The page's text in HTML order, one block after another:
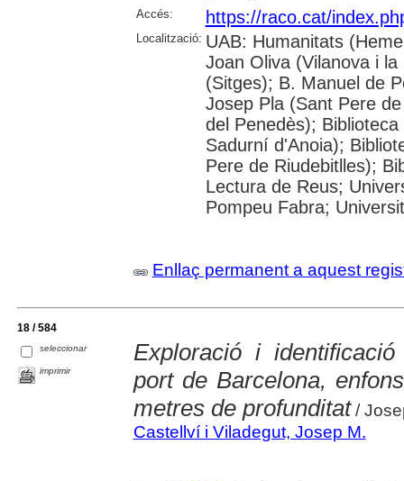
Accés: https://raco.cat/
Localització: UAB: Humanitats
Joan Oliva (Vilanova i
(Sitges); B. Manuel de
Josep Pla (Sant Pere
del Penedès);
Sadurní d'Anoia);
Pere de Riudebitlles);
Lectura de Reus;
Pompeu Fabra;
Enllaç permanent a aquest
18 / 584
seleccionar
imprimir
Exploració i
port de Barcelona,
metres de profunditat/
Castellví i Viladegut, Josep M.